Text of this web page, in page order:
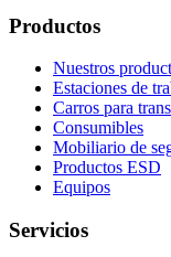
Productos
Nuestros
Estaciones de
Carros para
Consumibles
Mobiliario de
Productos ESD
Equipos
Servicios